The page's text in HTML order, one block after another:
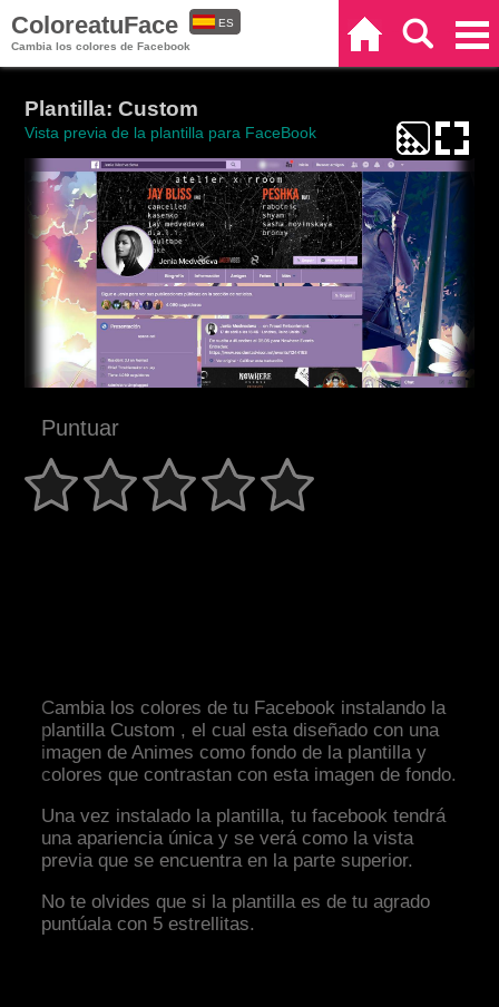
ColoreatuFace
Cambia los colores de Facebook
ES
Plantilla: Custom
Vista previa de la plantilla para FaceBook
Puntuar
Cambia los colores de tu Facebook instalando la
plantilla Custom , el cual esta diseñado con una
imagen de Animes como fondo de la plantilla y
colores que contrastan con esta imagen de fondo.
Una vez instalado la plantilla, tu facebook tendrá
una apariencia única y se verá como la vista
previa que se encuentra en la parte superior.
No te olvides que si la plantilla es de tu agrado
puntúala con 5 estrellitas.